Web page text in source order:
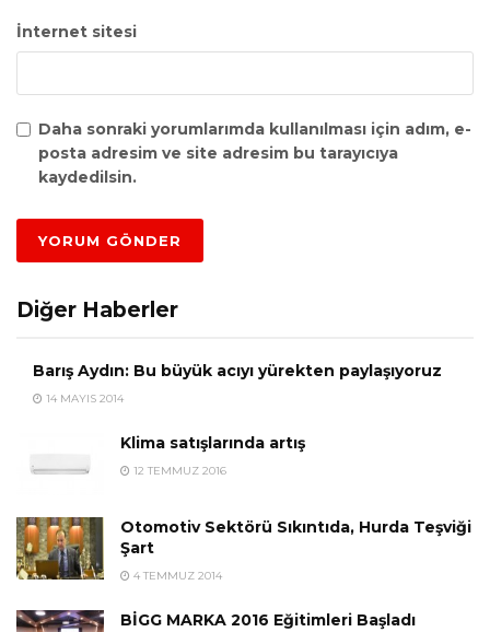
İnternet sitesi
Daha sonraki yorumlarımda kullanılması için adım, e-
posta adresim ve site adresim bu tarayıcıya
kaydedilsin.
Diğer Haberler
Barış Aydın: Bu büyük acıyı yürekten paylaşıyoruz
14 MAYIS 2014
Klima satışlarında artış
12 TEMMUZ 2016
Otomotiv Sektörü Sıkıntıda, Hurda Teşviği
Şart
4 TEMMUZ 2014
BİGG MARKA 2016 Eğitimleri Başladı